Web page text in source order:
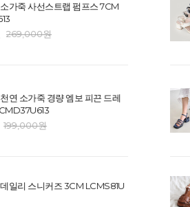
가죽 사선스트랩 펌프스 7CM
269,000원
연 소가죽 경량 엠보 피끈 드레
199,000원
일리 스니커즈 3CM LCMS81U